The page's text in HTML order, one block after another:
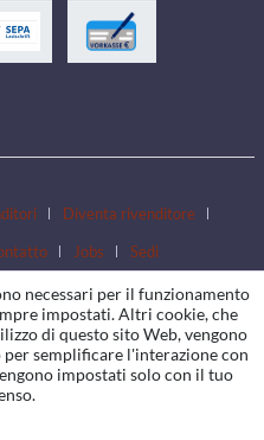
Diventa rivenditore
Jobs Sedi
necessari per il funzionamento
impostati. Altri cookie, che
di questo sito Web, vengono
semplificare l'interazione con
impostati solo con il tuo